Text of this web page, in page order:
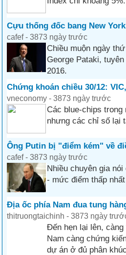
​Cựu thống đốc bang New
cafef - 3873 ngày trước
Chiều muộn ngày
George Pataki,
2016.
Chứng khoán chiều 30/12:
vneconomy - 3873 ngày trước
Các blue-chips
nhưng các chỉ số lại
Ông Putin bị "điểm kém" về
cafef - 3873 ngày trước
Nhiều chuyên gia
- mức điểm thấp
Địa ốc phía Nam đua tung
thitruongtaichinh - 3873 ngày
Đến hẹn lại lên,
Nam càng chứng
dự án ở đủ phân